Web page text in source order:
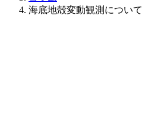
海底地殻変動観測について